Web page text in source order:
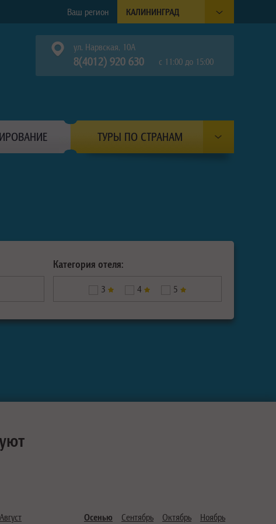
КАЛИНИНГРАД
Ваш регион
ТУРЫ ПО СТРАНАМ
ул. Нарвская, 10А
с 11:00 до 15:00
8(4012) 920 630
Категория отеля:
3 4 5
Август Осенью Сентябрь Октябрь Ноябрь